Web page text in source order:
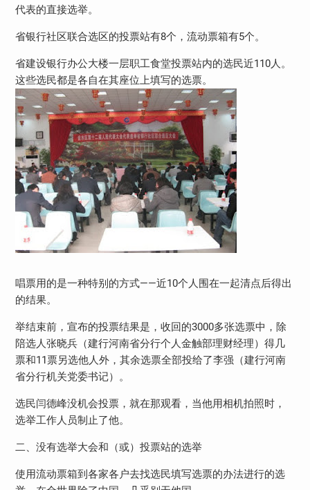
代表的直接选举。
省银行社区联合选区的投票站有8个，流动票箱有5个。
省建设银行办公大楼一层职工食堂投票站内的选民近110人。
这些选民都是各自在其座位上填写的选票。
唱票用的是一种特别的方式——近10个人围在一起清点后得出
的结果。
举结束前，宣布的投票结果是，收回的3000多张选票中，除
陪选人张晓兵（建行河南省分行个人金触部理财经理）得几
票和11票另选他人外，其余选票全部投给了李强（建行河南
省分行机关党委书记）。
选民闫德峰没机会投票，就在那观看，当他用相机拍照时，
选举工作人员制止了他。
二、没有选举大会和（或）投票站的选举
使用流动票箱到各家各户去找选民填写选票的办法进行的选